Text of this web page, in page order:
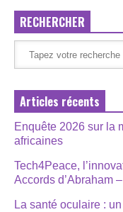
RECHERCHER
Articles récents
Enquête 2026 sur la
africaines
Tech4Peace,
Accords d’Abraham
La santé oculaire :